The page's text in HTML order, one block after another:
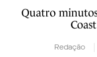
Quatro
Redação